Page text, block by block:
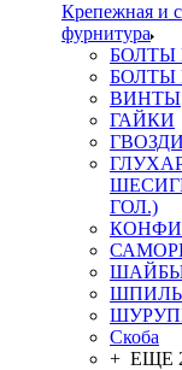
Крепежная и
фурнитура
БОЛТЫ
БОЛТЫ
ВИНТЫ
ГАЙКИ
ГВОЗДИ
ГОЛ.)
Скоба
+ ЕЩЕ